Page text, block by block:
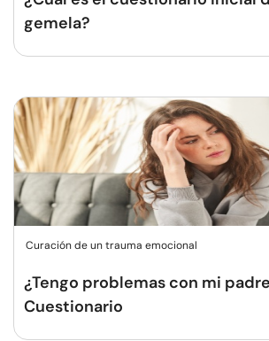
gemela?
Curación de un trauma emocional
¿Tengo problemas con mi
Cuestionario